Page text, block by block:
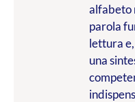
alfabeto
parola
lettura
una